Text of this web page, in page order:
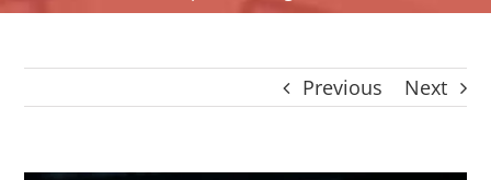
SEARCH
Español
Previous Next